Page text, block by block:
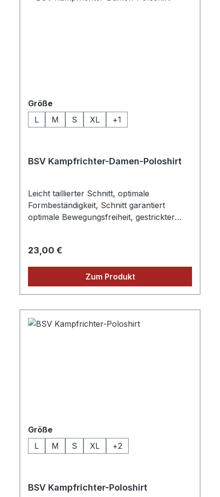
Größeauswählen
L
M S XL +1
BSV Kampfrichter-Damen-Poloshirt
Leicht taillierter Schnitt, optimale
Formbeständigkeit, Schnitt garantiert
optimale Bewegungsfreiheit, gestrickter
waschbar, trocknergeeignet,
ringgesponnene Baumwolle inkl. dem
Aufdruck des Kampfrichter Logos, Verkauf
Kampfrichter
Regulärer Preis:
23,00 €
Zum Produkt
Größeauswählen
L
M S XL +2
BSV Kampfrichter-Poloshirt